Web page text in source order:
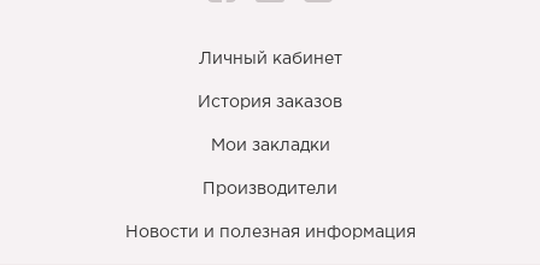
Личный кабинет
История заказов
Мои закладки
Производители
Новости и полезная информация